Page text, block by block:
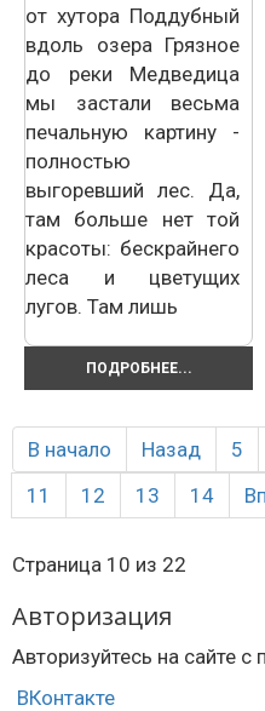
от хутора Поддубный
вдоль озера Грязное
до реки Медведица
мы застали весьма
печальную картину -
полностью
выгоревший лес. Да,
там больше нет той
красоты: бескрайнего
леса и цветущих
лугов. Там лишь
ПОДРОБНЕЕ...
В начало Назад 5
11
12 13 14
Страница 10 из 22
Авторизация
Авторизуйтесь на сайте
ВКонтакте